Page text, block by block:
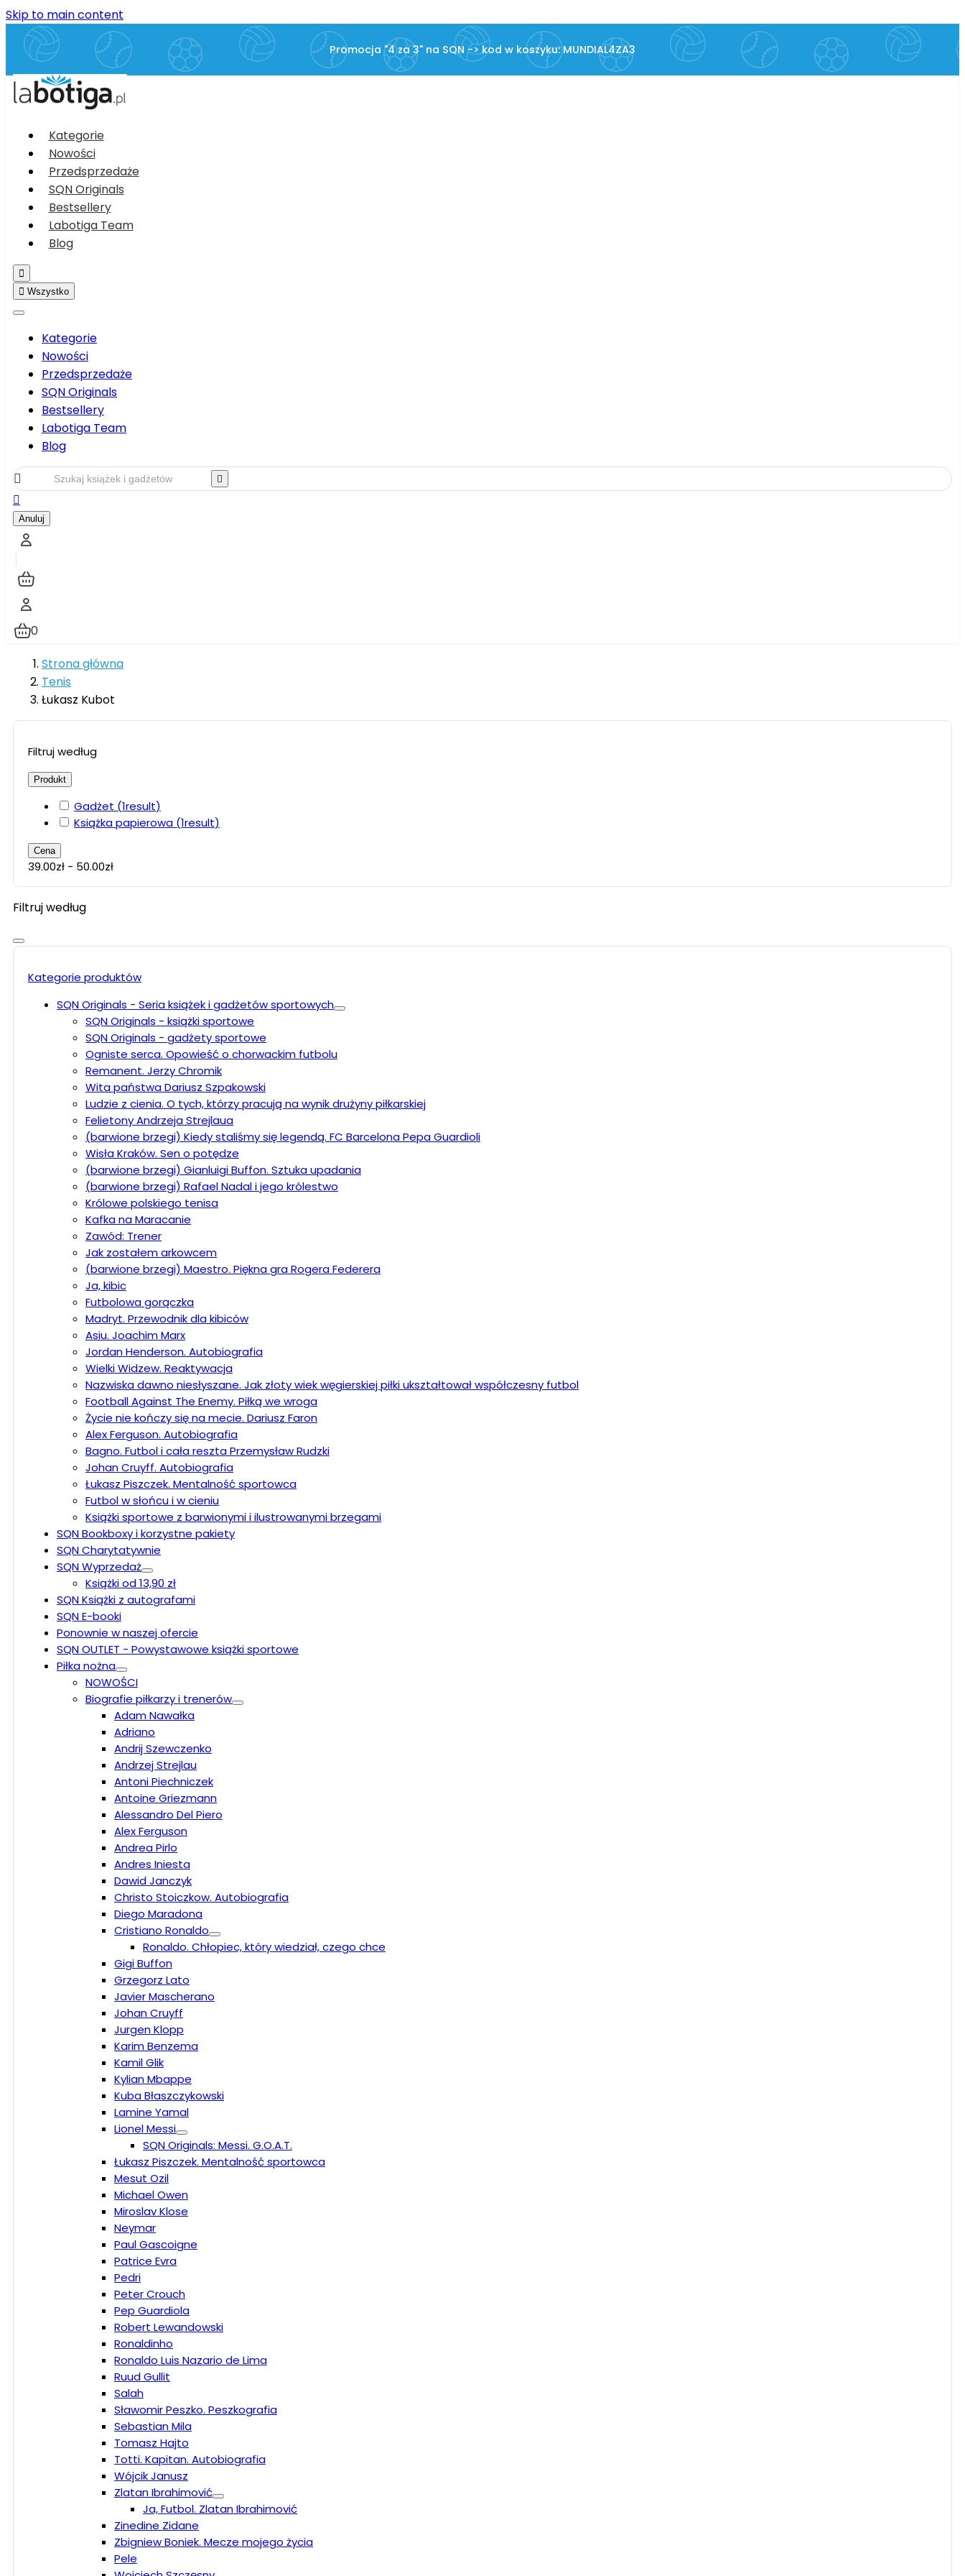
Skip to main content
Promocja "4 za 3" na SQN -> kod w koszyku: MUNDIAL4ZA3
Kategorie
Nowości
Przedsprzedaże
SQN Originals
Bestsellery
Labotiga Team
Blog

 Wszystko
Kategorie
Nowości
Przedsprzedaże
SQN Originals
Bestsellery
Labotiga Team
Blog
 

Anuluj
0
Strona główna
Tenis
Łukasz Kubot
Filtruj według
Produkt
Gadżet (1result)
Książka papierowa (1result)
Cena
39.00zł - 50.00zł
Filtruj według
Kategorie produktów
SQN Originals - Seria książek i gadżetów sportowych
SQN Originals - książki sportowe
SQN Originals - gadżety sportowe
Ogniste serca. Opowieść o chorwackim futbolu
Remanent. Jerzy Chromik
Wita państwa Dariusz Szpakowski
Ludzie z cienia. O tych, którzy pracują na wynik drużyny piłkarskiej
Felietony Andrzeja Strejlaua
(barwione brzegi) Kiedy staliśmy się legendą. FC Barcelona Pepa Guardioli
Wisła Kraków. Sen o potędze
(barwione brzegi) Gianluigi Buffon. Sztuka upadania
(barwione brzegi) Rafael Nadal i jego królestwo
Królowe polskiego tenisa
Kafka na Maracanie
Zawód: Trener
Jak zostałem arkowcem
(barwione brzegi) Maestro. Piękna gra Rogera Federera
Ja, kibic
Futbolowa gorączka
Madryt. Przewodnik dla kibiców
Asiu. Joachim Marx
Jordan Henderson. Autobiografia
Wielki Widzew. Reaktywacja
Nazwiska dawno niesłyszane. Jak złoty wiek węgierskiej piłki ukształtował współczesny futbol
Football Against The Enemy. Piłką we wroga
Życie nie kończy się na mecie. Dariusz Faron
Alex Ferguson. Autobiografia
Bagno. Futbol i cała reszta Przemysław Rudzki
Johan Cruyff. Autobiografia
Łukasz Piszczek. Mentalność sportowca
Futbol w słońcu i w cieniu
Książki sportowe z barwionymi i ilustrowanymi brzegami
SQN Bookboxy i korzystne pakiety
SQN Charytatywnie
SQN Wyprzedaż
Książki od 13,90 zł
SQN Książki z autografami
SQN E-booki
Ponownie w naszej ofercie
SQN OUTLET - Powystawowe książki sportowe
Piłka nożna
NOWOŚCI
Biografie piłkarzy i trenerów
Adam Nawałka
Adriano
Andrij Szewczenko
Andrzej Strejlau
Antoni Piechniczek
Antoine Griezmann
Alessandro Del Piero
Alex Ferguson
Andrea Pirlo
Andres Iniesta
Dawid Janczyk
Christo Stoiczkow. Autobiografia
Diego Maradona
Cristiano Ronaldo
Ronaldo. Chłopiec, który wiedział, czego chce
Gigi Buffon
Grzegorz Lato
Javier Mascherano
Johan Cruyff
Jurgen Klopp
Karim Benzema
Kamil Glik
Kylian Mbappe
Kuba Błaszczykowski
Lamine Yamal
Lionel Messi
SQN Originals: Messi. G.O.A.T.
Łukasz Piszczek. Mentalność sportowca
Mesut Ozil
Michael Owen
Miroslav Klose
Neymar
Paul Gascoigne
Patrice Evra
Pedri
Peter Crouch
Pep Guardiola
Robert Lewandowski
Ronaldinho
Ronaldo Luis Nazario de Lima
Ruud Gullit
Salah
Sławomir Peszko. Peszkografia
Sebastian Mila
Tomasz Hajto
Totti. Kapitan. Autobiografia
Wójcik Janusz
Zlatan Ibrahimović
Ja, Futbol. Zlatan Ibrahimović
Zinedine Zidane
Zbigniew Boniek. Mecze mojego życia
Pele